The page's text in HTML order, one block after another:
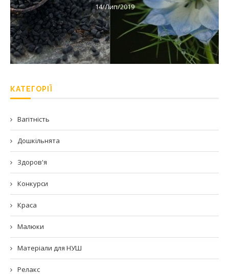
14/Лип/2019
КАТЕГОРІЇ
Вагітність
Дошкільнята
Здоров'я
Конкурси
Краса
Малюки
Матеріали для НУШ
Релакс